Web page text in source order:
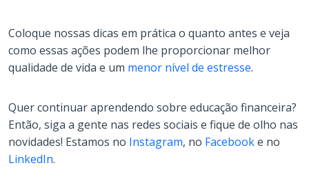
Coloque nossas dicas em prática o quanto antes e veja
como essas ações podem lhe proporcionar melhor
qualidade de vida e um menor nível de estresse.
Quer continuar aprendendo sobre educação financeira?
Então, siga a gente nas redes sociais e fique de olho nas
novidades! Estamos no Instagram, no Facebooke no
LinkedIn.